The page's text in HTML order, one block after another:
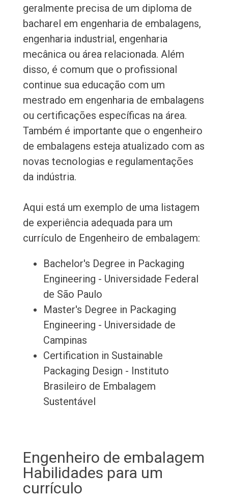
geralmente precisa de um diploma de
bacharel em engenharia de embalagens,
engenharia industrial, engenharia
mecânica ou área relacionada. Além
disso, é comum que o profissional
continue sua educação com um
mestrado em engenharia de embalagens
ou certificações específicas na área.
Também é importante que o engenheiro
de embalagens esteja atualizado com as
novas tecnologias e regulamentações
da indústria.
Aqui está um exemplo de uma listagem
de experiência adequada para um
currículo de Engenheiro de embalagem:
Bachelor's Degree in Packaging
Engineering - Universidade Federal
de São Paulo
Master's Degree in Packaging
Engineering - Universidade de
Campinas
Certification in Sustainable
Packaging Design - Instituto
Brasileiro de Embalagem
Sustentável
Engenheiro de embalagem
Habilidades para um
currículo